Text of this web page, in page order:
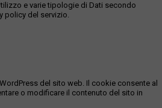
e varie tipologie di Dati secondo
policy del servizio.
del sito web. Il cookie consente al
o modificare il contenuto del sito in